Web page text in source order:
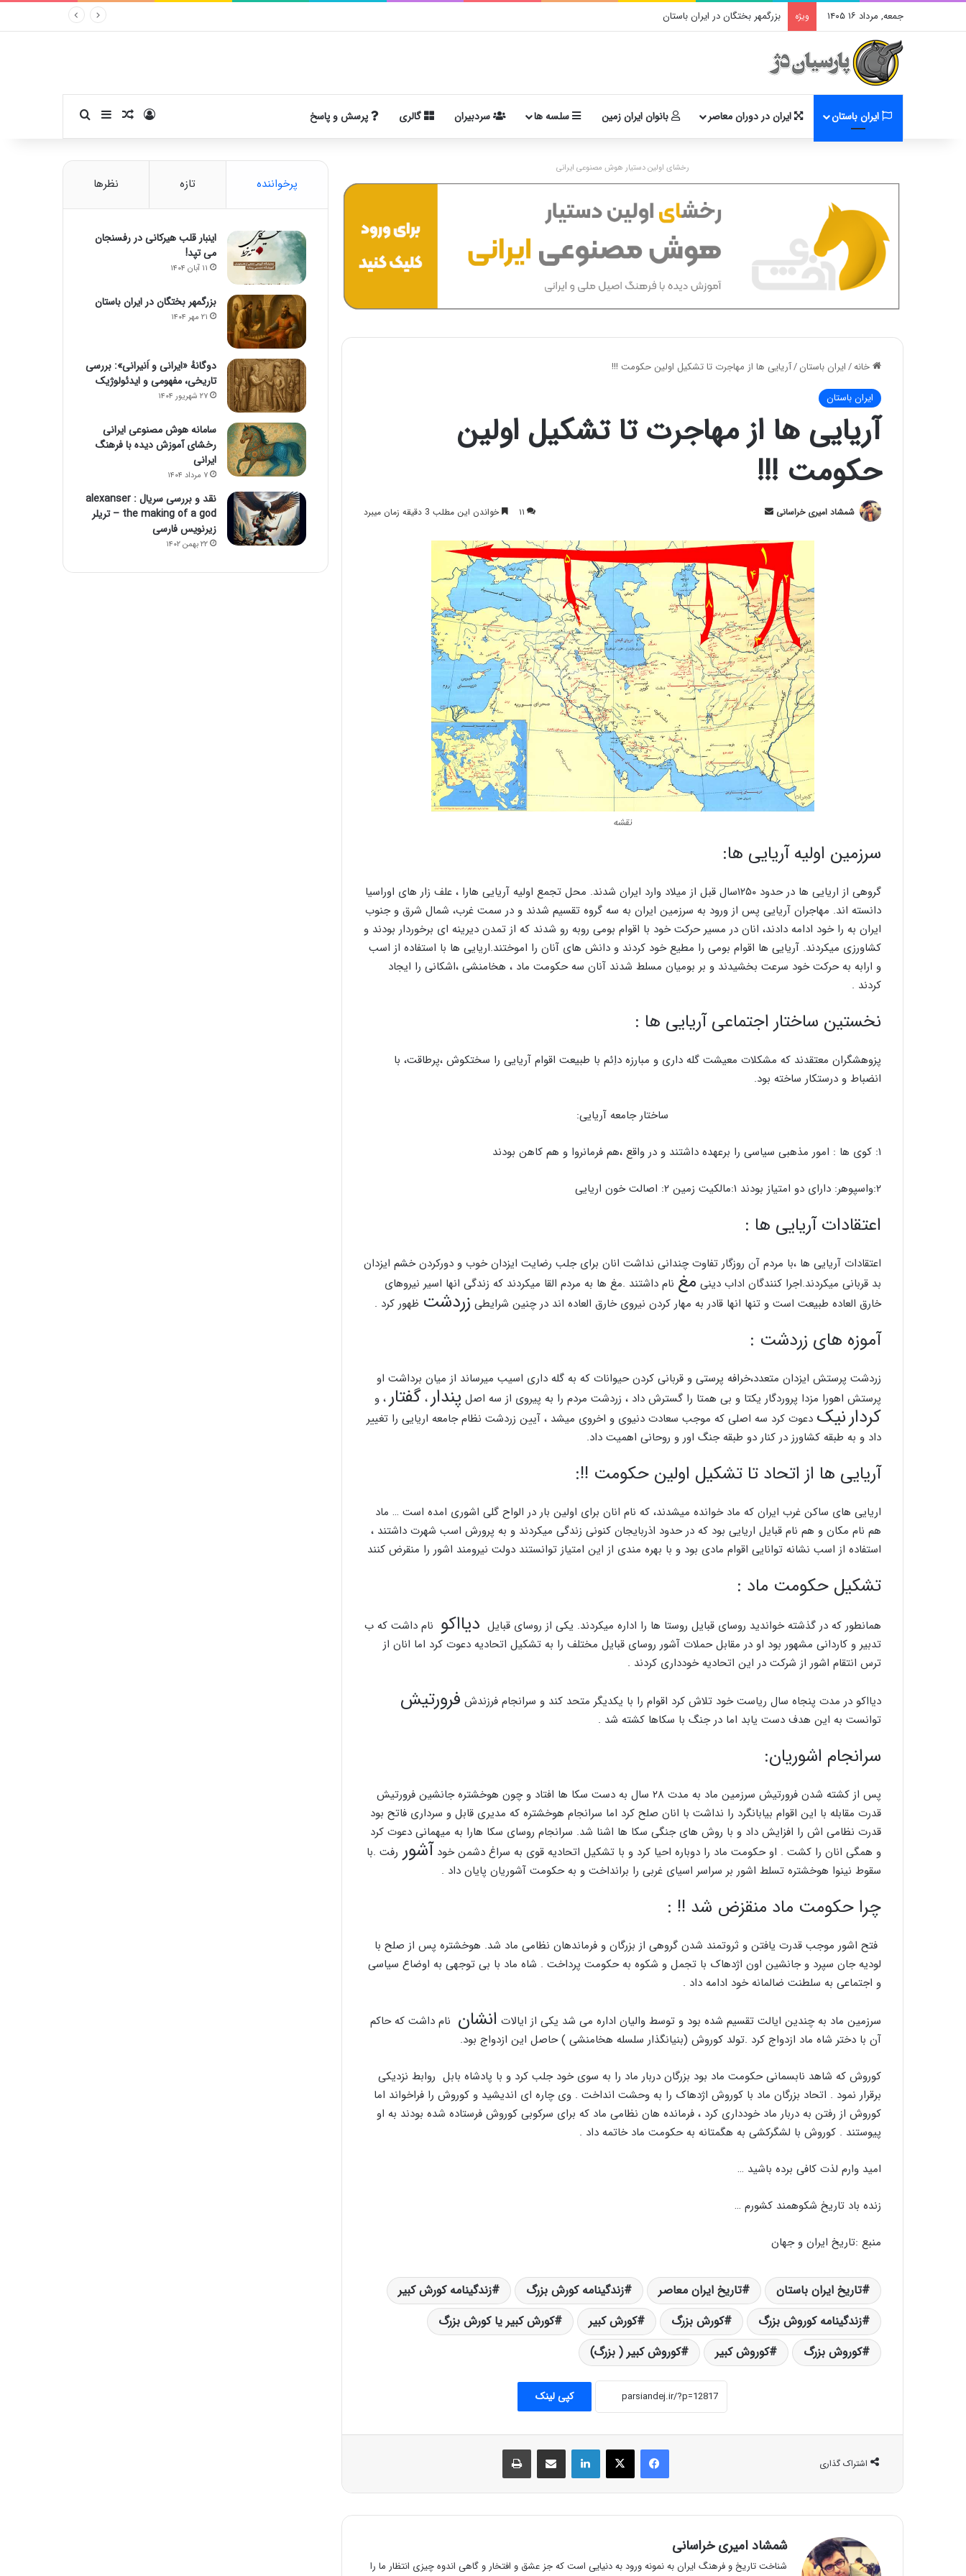
جمعه, مرداد ۱۶ ۱۴۰۵ ویژه بزرگمهر بختگان در ایران باستان
ایران باستان ایران در دوران معاصر بانوان ایران زمین سلسه ها سردبیران گالری پرسش و پاسخ ورودنوشته تصادفی
سایدبارجستجو برای
رخشای اولین دستیار هوش مصنوعی ایرانی
خانه/ایران باستان/آریایی ها از مهاجرت تا تشکیل اولین حکومت !!!
ایران باستان
آریایی ها از مهاجرت تا تشکیل اولین
حکومت !!!
شمشاد امیری خراسانی
ارسال
۱۱ خواندن این مطلب 3 دقیقه زمان میبرد
نقشه
سرزمین اولیه آریایی ها:
گروهی از اریایی ها در حدود ۱۲۵۰سال قبل از میلاد وارد ایران شدند. محل تجمع اولیه آریایی هارا
، علف زار های اوراسیا
دانسته اند. مهاجران آریایی پس از ورود به سرزمین ایران به سه گروه تقسیم شدند و در سمت غرب، شمال شرق و جنوب
ایران به را خود ادامه دادند، انان در مسیر حرکت خود با اقوام بومی روبه رو شدند که از تمدن دیرینه ای برخوردار بودند و
کشاورزی میکردند. آریایی ها اقوام بومی را مطیع خود کردند و دانش های آنان را اموختند.اریایی ها با استفاده از اسب
و ارابه به حرکت خود سرعت بخشیدند و بر بومیان مسلط شدند آنان سه حکومت ماد ، هخامنشی ،اشکانی را ایجاد
کردند .
نخستین ساختار اجتماعی آریایی ها :
پزوهشگران معتقدند که مشکلات معیشت گله داری و مبارزه داِئم با طبیعت اقوام آریایی را سختکوش ،پرطاقت، با
انضباط و درستکار ساخته بود.
ساختار جامعه آریایی:
۱: کوی ها : امور مذهبی سیاسی را برعهده داشتند و در واقع ،هم فرمانروا و هم کاهن بودند
۲:واسپوهر: دارای دو امتیاز بودند ۱:مالکیت زمین ۲: اصالت خون اریایی
اعتقادات آریایی ها :
اعتقادات آریایی ها ،با مردم آن روزگار تفاوت چندانی نداشت انان برای جلب رضایت ایزدان خوب و دورکردن خشم ایزدان
بد قربانی میکردند.اجرا کنندگان اداب دینی مغ نام داشتند .مغ ها به مردم القا میکردند که زندگی انها اسیر نیروهای
خارق العاده طبیعت است و تنها انها قادر به مهار کردن نیروی خارق العاده اند در چنین شرایطی زردشت ظهور کرد .
آموزه های زردشت :
زردشت پرستش ایزدان متعدد،خرافه پرستی و قربانی کردن حیوانات که به گله داری اسیب میرساند از میان برداشت او
پرستش اهورا مزدا پروردگار یکتا و بی همتا را گسترش داد ، زردشت مردم را به پیروی از سه اصل پندار ، گفتار ، و
کردارنیک دعوت کرد سه اصلی که موجب سعادت دنیوی و اخروی میشد ، آیین زردشت نظام جامعه اریایی را تغییر
داد و به طبقه کشاورز در کنار دو طبقه جنگ اور و روحانی اهمیت داد.
آریایی ها از اتحاد تا تشکیل اولین حکومت !!:
اریایی های ساکن غرب ایران که ماد خوانده میشدند، که نام انان برای اولین بار در الواح گلی اشوری امده است … ماد
هم نام مکان و هم نام قبایل اریایی بود که در حدود اذربایجان کنونی زندگی میکردند و به پرورش اسب شهرت داشتند ،
استفاده از اسب نشانه توانایی اقوام مادی بود و با بهره مندی از این امتیاز توانستند دولت نیرومند اشور را منقرض کنند
تشکیل حکومت ماد :
همانطور که در گذشته خواندید روسای قبایل روستا ها را اداره میکردند. یکی از روسای قبایل دیااکو نام داشت که ب
تدبیر و کاردانی مشهور بود او در مقابل حملات آشور روسای قبایل مختلف را به تشکیل اتحادیه دعوت کرد اما انان از
ترس انتقام اشور از شرکت در این اتحادیه خودداری کردند .
دیااکو در مدت پنجاه سال ریاست خود تلاش کرد اقوام را با یکدیگر متحد کند و سرانجام فرزندش فرورتیش
توانست به این هدف دست یابد اما در جنگ با سکاها کشته شد .
سرانجام اشوریان:
پس از کشته شدن فرورتیش سرزمین ماد به مدت ۲۸ سال به دست سکا ها افتاد و چون هوخشتره جانشین فرورتیش
قدرت مقابله با این اقوام بیابانگرد را نداشت با انان صلح کرد اما سرانجام هوخشتره که مدیری قابل و سرداری فاتح بود
قدرت نظامی اش را افزایش داد و با روش های جنگی سکا ها اشنا شد. سرانجام روسای سکا هارا به میهمانی دعوت کرد
و همگی انان را کشت . او حکومت ماد را دوباره احیا کرد و با تشکیل اتحادیه قوی به سراغ دشمن خود آشور رفت .با
سقوط نینوا هوخشتره تسلط اشور بر سراسر اسیای غربی را برانداخت و به حکومت آشوریان پایان داد .
چرا حکومت ماد منقزض شد !! :
فتح اشور موجب قدرت یافتن و ثروتمند شدن گروهی از بزرگان و فرماندهان نظامی ماد شد. هوخشتره پس از صلح با
لودیه جان سپرد و جانشین اون اژدهاک با تجمل و شکوه به حکومت پرداخت . شاه ماد با بی توجهی به اوضاع سیاسی
و اجتماعی به سلطنت ضالمانه خود ادامه داد .
سرزمین ماد به چندین ایالت تقسیم شده بود و توسط والیان اداره می شد یکی از ایالات انشان نام داشت که حاکم
آن با دختر شاه ماد ازدواج کرد .تولد کوروش (بنیانگذار سلسله هخامنشی ) حاصل این ازدواج بود.
کوروش که شاهد نابسمانی حکومت ماد بود بزرگان دربار ماد را به سوی خود جلب کرد و با پادشاه بابل روابط نزدیکی
برقرار نمود . اتحاد بزرگان ماد با کوروش اژدهاک را به وحشت انداخت . وی چاره ای اندیشید و کوروش را فراخواند اما
کوروش از رفتن به دربار ماد خودداری کرد ، فرمانده هان نظامی ماد که برای سرکوبی کوروش فرستاده شده بودند به او
پیوستند . کوروش با لشگرکشی به هگمتانه به حکومت ماد خاتمه داد .
امید وارم لذت کافی برده باشید …
زنده باد تاریخ شکوهمند کشورم …
منبع :تاریخ ایران و جهان
تاریخ ایران باستان تاریخ ایران معاصر زندگینامه کورش بزرگ
زندگینامه کورش کبیر
زندگینامه کوروش بزرگ
کورش بزرگ کورش کبیر
کورش کبیر یا کورش بزرگ
کوروش بزرگ
کوروش کبیر کوروش کبیر ( بزرگ)
کپی لینک
اشتراک گذاری
فیس بوک X لینکدین اشتراک گذاری از طریق ایمیل چاپ
شمشاد امیری خراسانی
شناخت تاریخ و فرهنگ ایران به نمونه ورود به دنیایی است که جز عشق و افتخار و گاهی اندوه چیزی انتظار ما را
ناصر پورپیرار فرمان روای اوهام (۳)
ناصر پورپیرار فرمانروای اوهام (۲)
ناصر پورپیرار فرمان روای اوهام(۱)
پرخواننده تازه نظرها
اینبار قلب هیرکانی در رفسنجان
می تپد!
۱۱ آبان ۱۴۰۴
بزرگمهر بختگان در ایران باستان
۲۱ مهر ۱۴۰۴
دوگانهٔ «ایرانی و اَنیرانی»: بررسی
تاریخی، مفهومی و ایدئولوژیک
۲۷ شهریور ۱۴۰۴
سامانه هوش مصنوعی ایرانی
رخشای آموزش دیده با فرهنگ
ایرانی
۷ مرداد ۱۴۰۴
نقد و بررسی سریال alexanser :
the making of a god – تریلر
زیرنویس فارسی
۲۲ بهمن ۱۴۰۲